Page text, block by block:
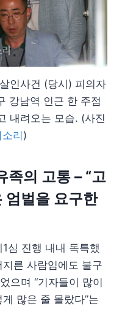
인사건 (당시) 피의자
강남역 인근 한 주점
내려오는 모습. (사진
리)
족의 고통 – “고
엄벌을 요구한
심 진행 내내 독특했
른 사람임에도 불구
으며 “기자들이 많이
많은 줄 몰랐다”는